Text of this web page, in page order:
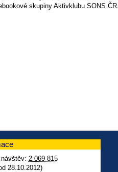
skupiny Aktivklubu SONS
2 069 815
28.10.2012)